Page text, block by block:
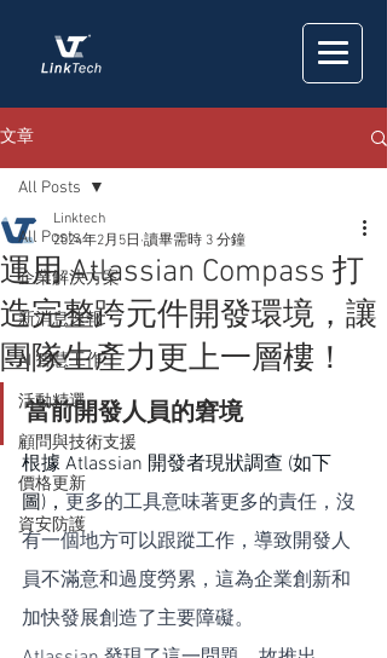
文章
All Posts
企業解決方案
新消息速報
AI 智慧工作
活動精選
顧問與技術支援
價格更新
資安防護
All Posts
運用 Atlassian Compass 打
造完整跨元件開發環境，讓
團隊生產力更上一層樓！
Linktech
2024年2月5日 讀畢需時 3 分鐘
當前開發人員的窘境
根據 Atlassian 開發者現狀調查 (如下
圖)， 更多的工具意味著更多的責任，沒
有一個地方可以跟蹤工作，導致開發人
員不滿意和過度勞累，這為企業創新和
加快發展創造了主要障礙。